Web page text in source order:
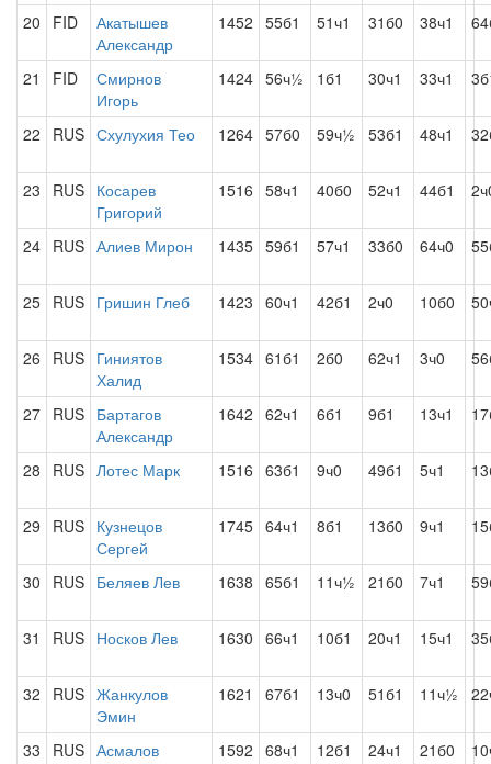
20 FID
Акатышев
Александр
1452 55б1 51ч1 31б0 38ч1
21 FID
Смирнов
Игорь
1424 56ч½ 1б1 30ч1 33ч1
22 RUS Схулухия Тео 1264 57б0 59ч½ 53б1 48ч1
23 RUS Косарев
Григорий
1516 58ч1 40б0 52ч1 44б1
24 RUS Алиев Мирон 1435 59б1 57ч1 33б0 64ч0
25 RUS Гришин Глеб 1423 60ч1 42б1 2ч0 10б0
26 RUS Гиниятов
Халид
1534 61б1 2б0 62ч1 3ч0
27 RUS Бартагов
Александр
1642 62ч1 6б1 9б1 13ч1
28 RUS Лотес Марк 1516 63б1 9ч0 49б1 5ч1
29 RUS Кузнецов
Сергей
1745 64ч1 8б1 13б0 9ч1
30 RUS Беляев Лев 1638 65б1 11ч½ 21б0 7ч1
31 RUS Носков Лев 1630 66ч1 10б1 20ч1 15ч1
32 RUS Жанкулов
Эмин
1621 67б1 13ч0 51б1 11ч½
33 RUS Асмалов
1592 68ч1 12б1 24ч1 21б0